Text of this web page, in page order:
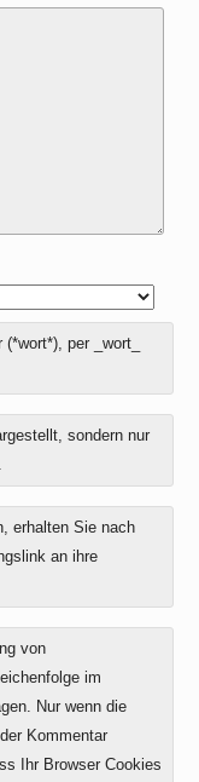
per _wort_
sondern nur
erhalten Sie nach
an ihre
von
im
Nur wenn die
Kommentar
Ihr Browser Cookies